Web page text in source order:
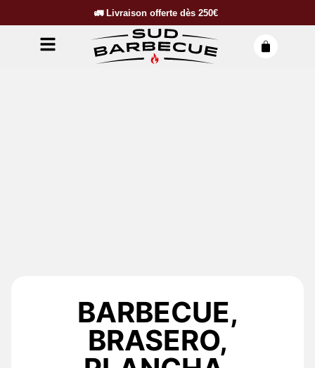
🚛 Livraison offerte dès 250€
BARBECUE,
BRASERO,